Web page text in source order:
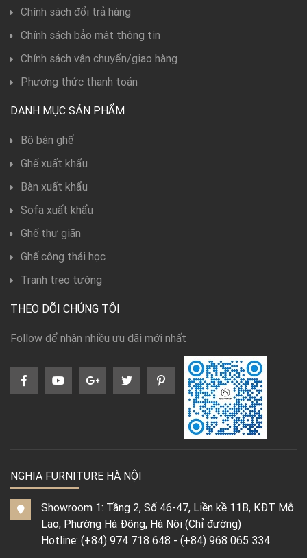
Chính sách đổi trả hàng
Chính sách bảo mật thông tin
Chính sách vận chuyển/giao hàng
Phương thức thanh toán
DANH MỤC SẢN PHẨM
Bộ bàn ghế
Ghế xuất khẩu
Bàn xuất khẩu
Sofa xuất khẩu
Ghế thư giãn
Ghế công thái học
Tranh treo tường
THEO DÕI CHÚNG TÔI
Follow để nhận nhiều ưu đãi mới nhất
NGHIA FURNITURE HÀ NỘI
Showroom 1: Tầng 2, Số 46-47, Liền kề 11B, KĐT Mỗ
Lao, Phường Hà Đông, Hà Nội (Chỉ đường)
Hotline: (+84) 974 718 648 - (+84) 968 065 334